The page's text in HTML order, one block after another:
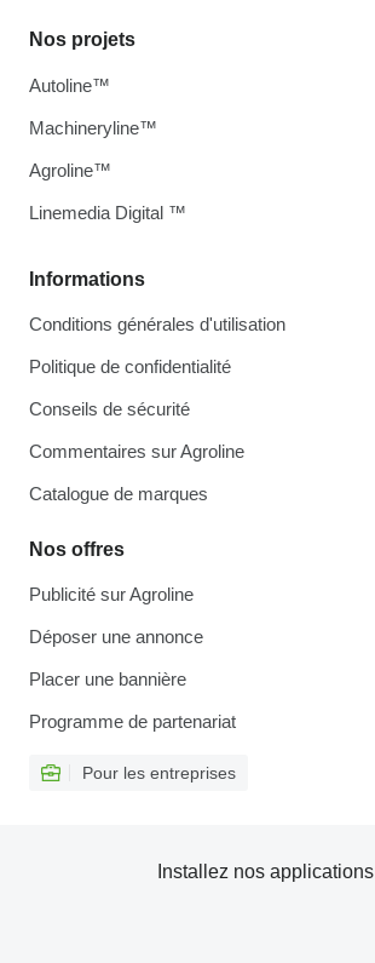
Informations
Conditions générales d'utilisation
Politique de confidentialité
Conseils de sécurité
Commentaires sur Agroline
Catalogue de marques
Nos offres
Publicité sur Agroline
Déposer une annonce
Placer une bannière
Programme de partenariat
Pour les entreprises
Nos projets
Autoline™
Machineryline™
Agroline™
Linemedia Digital ™
Installez nos applications